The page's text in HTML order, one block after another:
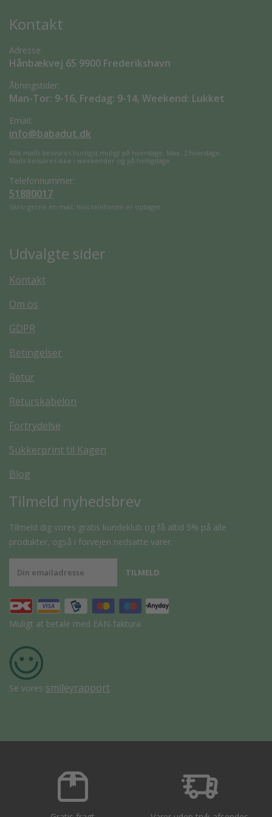
Kontakt
Adresse:
Hånbækvej 65 9900 Frederikshavn
Åbningstider:
Man-Tor: 9-16, Fredag: 9-14, Weekend: Lukket
Email:
info@babadut.dk
Alle mails besvares hurtigst muligt på hverdage. Max. 2 hverdage.
Mails besvares ikke i weekender og på helligdage.
Telefonnummer:
51880017
Skriv gerne en mail, hvis telefonen er optaget.
Udvalgte sider
Kontakt
Om os
GDPR
Betingelser
Retur
Returskabelon
Fortrydelse
Sukkerprint til Kagen
Blog
Tilmeld nyhedsbrev
Tilmeld dig vores gratis kundeklub og få altid 5% på alle
produkter, også i forvejen nedsatte varer.
Muligt at betale med EAN-faktura
Se vores smileyrapport